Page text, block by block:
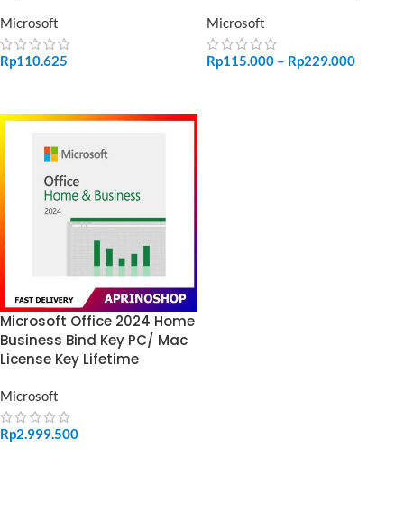
Microsoft
Rp110.625
Microsoft
Rp115.000 – Rp229.000
Microsoft Office 2024 Home
Business Bind Key PC/ Mac
License Key Lifetime
Microsoft
Rp2.999.500